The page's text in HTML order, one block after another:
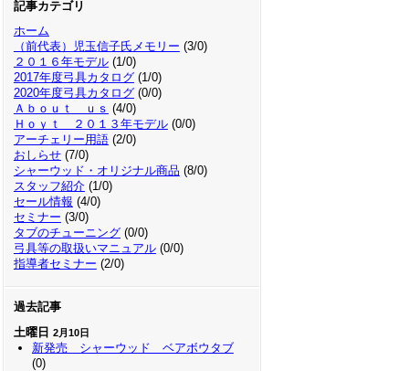
記事カテゴリ
ホーム
（前代表）児玉信子氏メモリー (3/0)
２０１６年モデル(1/0)
2017年度弓具カタログ(1/0)
2020年度弓具カタログ(0/0)
Ａｂｏｕｔ ｕｓ (4/0)
Ｈｏｙｔ ２０１３年モデル(0/0)
アーチェリー用語(2/0)
おしらせ(7/0)
シャーウッド・オリジナル商品 (8/0)
スタッフ紹介(1/0)
セール情報 (4/0)
セミナー (3/0)
タブのチューニング(0/0)
弓具等の取扱いマニュアル(0/0)
指導者セミナー (2/0)
過去記事
土曜日 2月10日
新発売 シャーウッド ベアボウタブ
(0)